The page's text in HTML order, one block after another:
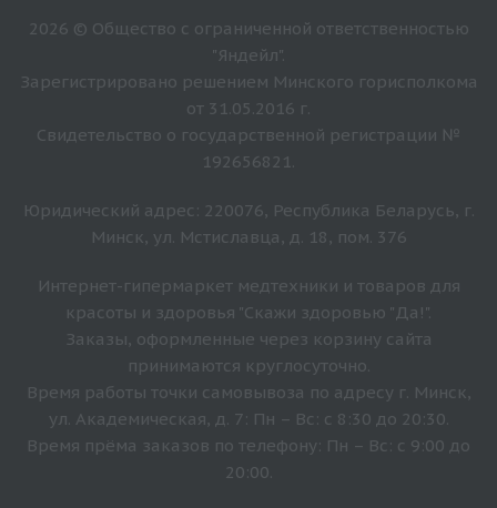
2026 © Общество с ограниченной ответственностью
"Яндейл".
Зарегистрировано решением Минского горисполкома
от 31.05.2016 г.
Свидетельство о государственной регистрации №
192656821.
Юридический адрес: 220076, Республика Беларусь, г.
Минск, ул. Мстиславца, д. 18, пом. 376
Интернет-гипермаркет медтехники и товаров для
красоты и здоровья "Скажи здоровью "Да!".
Заказы, оформленные через корзину сайта
принимаются круглосуточно.
Время работы точки самовывоза по адресу г. Минск,
ул. Академическая, д. 7: Пн – Вс: с 8:30 до 20:30.
Время прёма заказов по телефону: Пн – Вс: с 9:00 до
20:00.